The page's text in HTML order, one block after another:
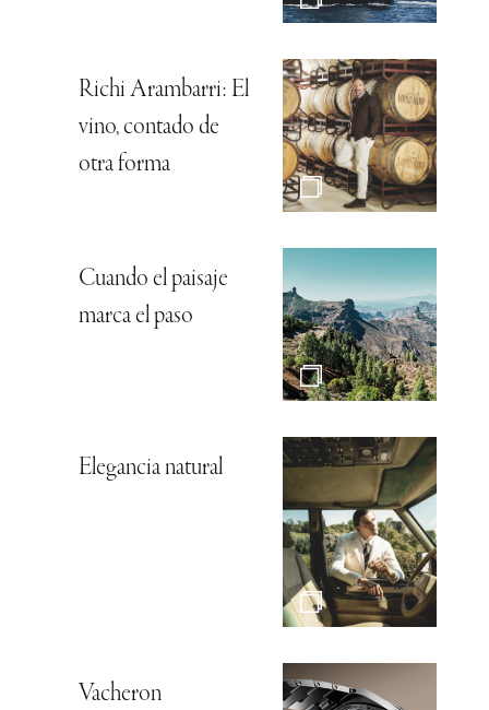
Richi Arambarri: El
vino, contado de
otra forma
Cuando el paisaje
marca el paso
Elegancia natural
Vacheron